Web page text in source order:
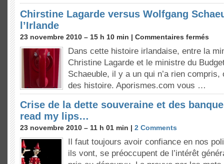
Chirstine Lagarde versus Wolfgang
l’Irlande
23 novembre 2010 – 15 h 10 min | Commentaires fermés
Dans cette histoire irlandaise, entre la
Christine Lagarde et le ministre du
Schaeuble, il y a un qui n’a rien compris,
des histoire. Aporismes.com vous …
Crise de la dette souveraine et des
read my lips…
23 novembre 2010 – 11 h 01 min | 2 Comments
Il faut toujours avoir confiance en nos
ils vont, se préoccupent de l’intérêt